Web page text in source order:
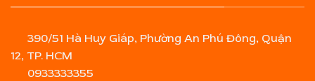
390/51 Hà Huy Giáp, Phường An Phú Đông, Quận
12, TP. HCM
0933333355